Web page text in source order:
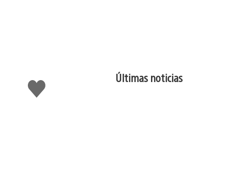
Me
gusta
Últimas noticias